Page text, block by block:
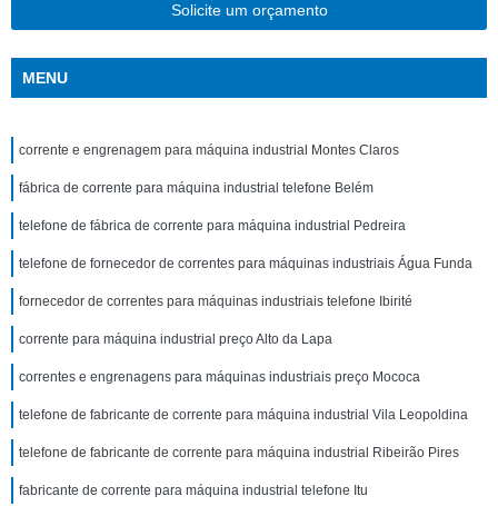
Solicite um orçamento
MENU
corrente e engrenagem para máquina industrial Montes Claros
fábrica de corrente para máquina industrial telefone Belém
telefone de fábrica de corrente para máquina industrial Pedreira
telefone de fornecedor de correntes para máquinas industriais Água Funda
fornecedor de correntes para máquinas industriais telefone Ibirité
corrente para máquina industrial preço Alto da Lapa
correntes e engrenagens para máquinas industriais preço Mococa
telefone de fabricante de corrente para máquina industrial Vila Leopoldina
telefone de fabricante de corrente para máquina industrial Ribeirão Pires
fabricante de corrente para máquina industrial telefone Itu